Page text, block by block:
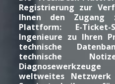
Registrierung zur
Ihnen den Zugang
Plattform: E-
Ingenieure zu Ihren
technische
technische
weltweites